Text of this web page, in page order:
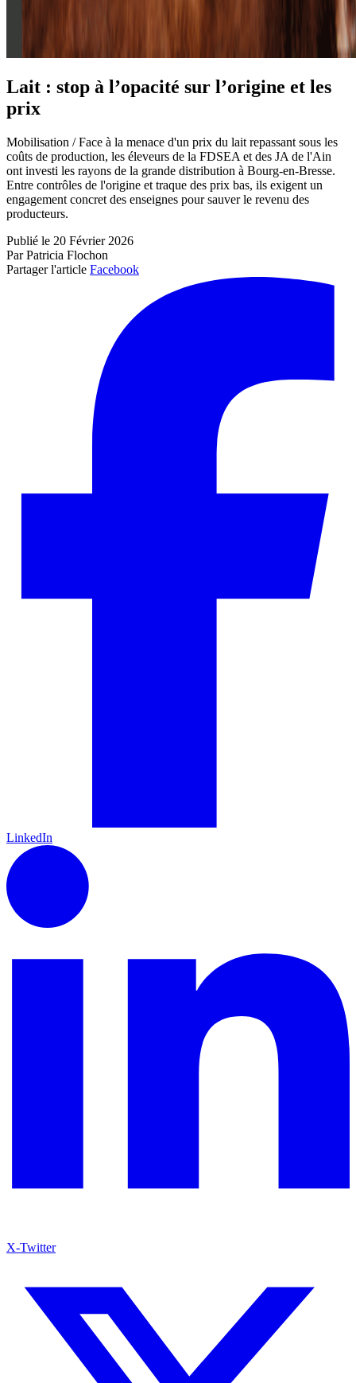
Lait : stop à l’opacité sur l’origine et les
prix
Mobilisation / Face à la menace d'un prix du lait repassant sous les
coûts de production, les éleveurs de la FDSEA et des JA de l'Ain
ont investi les rayons de la grande distribution à Bourg-en-Bresse.
Entre contrôles de l'origine et traque des prix bas, ils exigent un
engagement concret des enseignes pour sauver le revenu des
producteurs.
Publié le 20 Février 2026
Par Patricia Flochon
Partager l'article Facebook
LinkedIn
X-Twitter